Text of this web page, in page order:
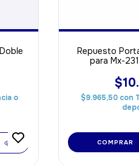
o
Repuesto
para Mx-
$9.965,50 con